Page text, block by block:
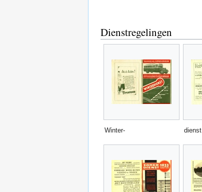
Dienstregelingen
Winter- dienst